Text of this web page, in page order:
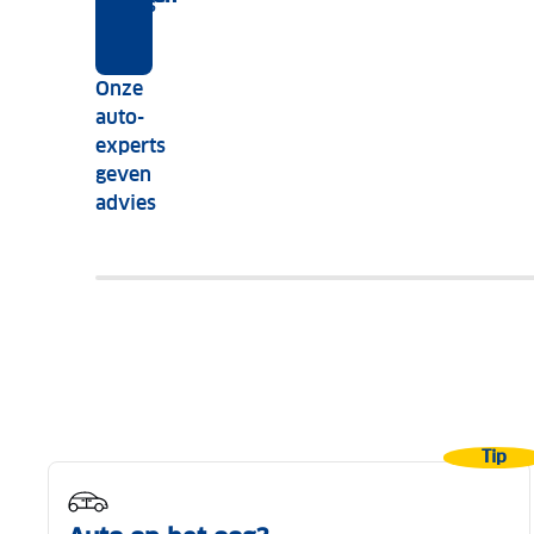
slim is
voor
een
tweedehands
auto?
Onze
auto-
experts
geven
advies
Tip